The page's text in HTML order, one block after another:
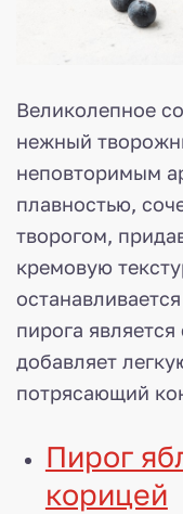
Великолепное
нежный
неповторимым
плавностью,
творогом,
кремовую
пирога
добавляет
потрясающий
Пирог
корицей